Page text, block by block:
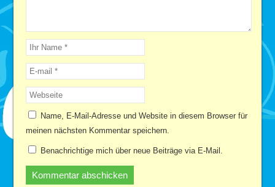
Name, E-Mail-Adresse und Website in diesem Browser für
meinen nächsten Kommentar speichern.
Benachrichtige mich über neue Beiträge via E-Mail.